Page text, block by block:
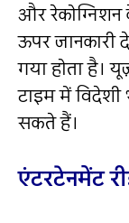
और रेकोग्निशन
ऊपर जानकारी
गया होता है।
टाइम में
सकते हैं।
एंटरटेनमेंट